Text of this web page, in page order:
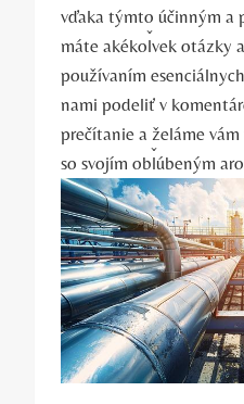
vďaka týmto účinným a
máte akékoľvek otázky
používaním
nami podeliť v
prečítanie a želáme
so svojím obľúbeným